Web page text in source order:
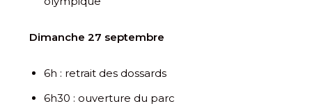
Dimanche 27 septembre
6h : retrait des dossards
6h30 : ouverture du parc